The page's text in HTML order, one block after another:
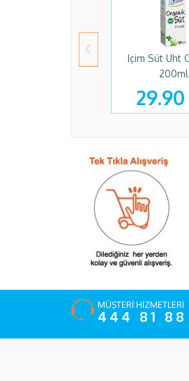
Içim Süt Uht Organik
29.90 TL
MÜŞTERİ HİZMETLERİ
444 81 88